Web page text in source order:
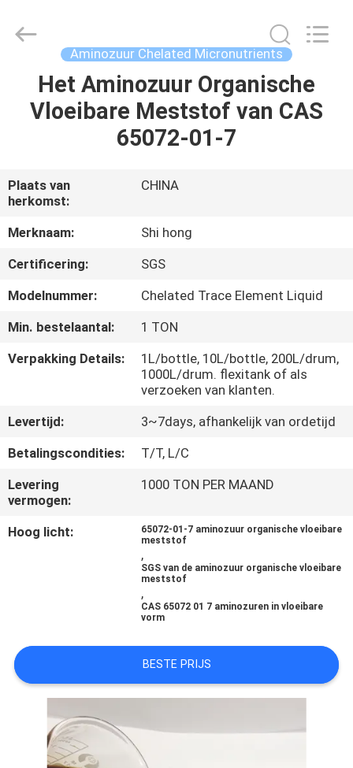
HUIS
PRODUCTEN
VIDEOS
ONGEVEER
ONS
KWALITEITSCONTROLE
CONTACTEER
VERZOEK
OM EEN
CITAAT
PRIVACYBELEID
Shihong
Technology
Aminozuur Chelated Micronutrients
Het Aminozuur Organische
Vloeibare Meststof van CAS
65072-01-7
Plaats van
herkomst:
CHINA
Merknaam:
Shi hong
Certificering:
SGS
Modelnummer:
Chelated Trace Element Liquid
Min. bestelaantal:
1 TON
Verpakking Details:
1L/bottle, 10L/bottle, 200L/drum,
1000L/drum. flexitank of als
verzoeken van klanten.
Levertijd:
3~7days, afhankelijk van ordetijd
Betalingscondities:
T/T, L/C
Levering
vermogen:
1000 TON PER MAAND
Hoog licht:
65072-01-7 aminozuur organische vloeibare
meststof
,
SGS van de aminozuur organische vloeibare
meststof
,
CAS 65072 01 7 aminozuren in vloeibare
vorm
BESTE PRIJS